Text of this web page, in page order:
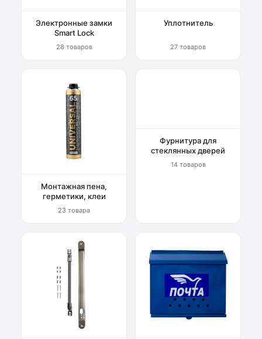
Электронные замки
Smart Lock
28 товаров
Уплотнитель
27 товаров
Монтажная пена,
герметики, клеи
23 товара
Фурнитура для
стеклянных дверей
14 товаров